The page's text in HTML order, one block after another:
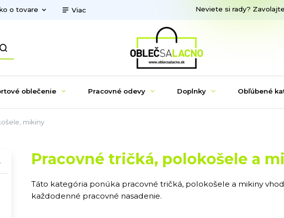
o tovare Viac Neviete si rady?
oblečenie Pracovné odevy Doplnky Obľúbené
mikiny
Pracovné tričká, polokošele a
Táto kategória ponúka pracovné tričká, polokošele a mikiny
každodenné pracovné nasadenie.